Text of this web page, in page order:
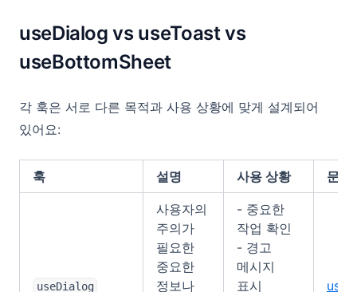
useDialog vs useToast vs
useBottomSheet
각 훅은 서로 다른 목적과 사용 상황에 맞게 설계되어
있어요:
훅 설명 사용 상황 문서
useDialog
사용자의
주의가
필요한
중요한
정보나
- 중요한
작업 확인
- 경고
메시지
표시